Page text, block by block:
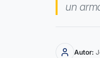
un
Autor: